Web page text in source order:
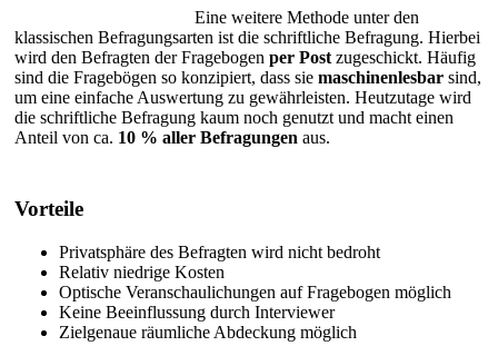
Eine weitere Methode unter den
klassischen Befragungsarten ist die schriftliche Befragung. Hierbei
wird den Befragten der Fragebogen per Post zugeschickt. Häufig
sind die Fragebögen so konzipiert, dass sie maschinenlesbar sind,
um eine einfache Auswertung zu gewährleisten. Heutzutage wird
die schriftliche Befragung kaum noch genutzt und macht einen
Anteil von ca. 10 % aller Befragungen aus.
Vorteile
Privatsphäre des Befragten wird nicht bedroht
Relativ niedrige Kosten
Optische Veranschaulichungen auf Fragebogen möglich
Keine Beeinflussung durch Interviewer
Zielgenaue räumliche Abdeckung möglich